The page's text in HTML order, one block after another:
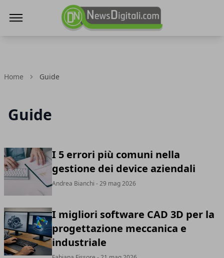
Home Guide
Guide
I 5 errori più comuni nella
gestione dei device aziendali
Andrea Bianchi - 29 mag 2026
I migliori software CAD 3D per la
progettazione meccanica e
industriale